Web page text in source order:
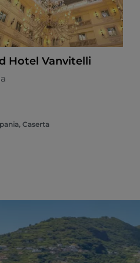
Hotel Vanvitelli
Caserta